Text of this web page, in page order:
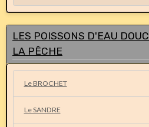
LES POISSONS D'EAU
LA PÊCHE
Le BROCHET
Le SANDRE